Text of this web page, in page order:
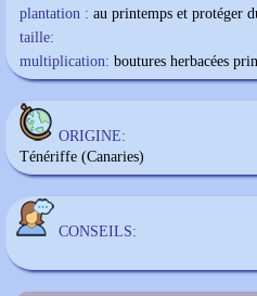
plantation : au printemps et protéger
taille:
multiplication: boutures herbacées
ORIGINE:
Ténériffe (Canaries)
CONSEILS: